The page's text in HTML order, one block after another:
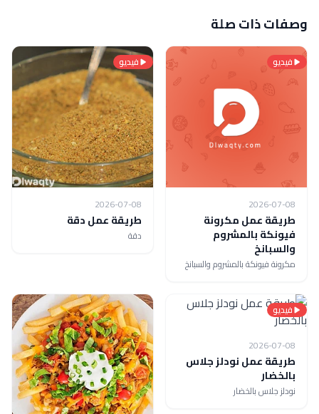
وصفات ذات صلة
فيديو
2026-07-08
طريقة عمل مكرونة
فيونكة بالمشروم
والسبانخ
مكرونة فيونكة بالمشروم والسبانخ
فيديو
2026-07-08
طريقة عمل دقة
دقة
فيديو
2026-07-08
طريقة عمل نودلز جلاس
بالخضار
نودلز جلاس بالخضار